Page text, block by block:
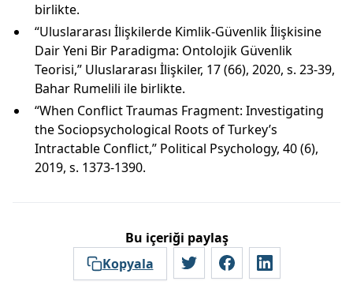
birlikte.
“Uluslararası İlişkilerde Kimlik-Güvenlik İlişkisine
Dair Yeni Bir Paradigma: Ontolojik Güvenlik
Teorisi,” Uluslararası İlişkiler, 17 (66), 2020, s. 23-39,
Bahar Rumelili ile birlikte.
“When Conflict Traumas Fragment: Investigating
the Sociopsychological Roots of Turkey’s
Intractable Conflict,” Political Psychology, 40 (6),
2019, s. 1373-1390.
Bu içeriği paylaş
Kopyala